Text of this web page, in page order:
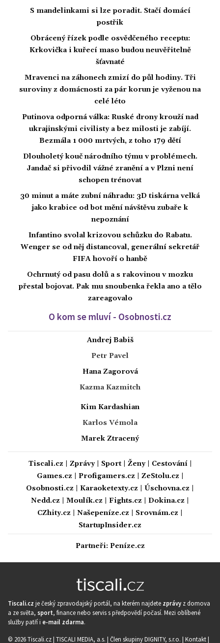
S mandelinkami si lze poradit. Stačí domácí
postřik
Obrácený řízek podle osvědčeného receptu:
Krkovička i kuřecí maso budou neuvěřitelně
šťavnaté
Mravenci na záhonech zmizí do půl hodiny. Tři
suroviny z domácnosti za pár korun je vyženou na
celé léto
Putinova odporná válka: Ruské drony krouží nad
ukrajinskými civilisty a bez milosti je zabíjí.
Bezmála 1 000 mrtvých, z toho 179 dětí
Dlouholetý kouč národního týmu v problémech.
Jandač si přivodil vážné zranění a v Plzni není
schopen trénovat
30 minut a máte zubní náhradu: 3D tiskárna velká
jako krabice od bot mění návštěvu zubaře k
nepoznání
Infantino svolal krizovou schůzku do Rabatu.
Wenger se od něj distancoval, generální sekretář
FIFA hovoří o hanbě
Ochrnutý od pasu dolů a s rakovinou v mozku
přestal bojovat. Pak mu snoubenka řekla ano a tělo
zareagovalo
O kom se mluví - Osobnosti.cz
Andrej Babiš
Petr Pavel
Hana Zagorová
Kazma Kazmitch
Kim Kardashian
Karlos Vémola
Marek Ztracený
Tiscali.cz Zprávy| Sport| Ženy| Cestování|
Games.cz
Profigamers.cz ZeStolu.cz
Osobnosti.cz
Karaoketexty.cz Úschovna.cz
Nedd.cz
Moulík.cz Fights.cz Dokina.cz
CZhity.cz
Našepeníze.cz Srovnám.cz
StartupInsider.cz
Partneři: Peníze.cz
Tiscali.cz je český zpravodajský portál, na kterém najdete zprávy z domova
a ze světa, sport, finance nebo servis s předpovědí počasí. Mezi oblíbené
služby patří i e-mail zdarma.
© 2026 Tiscali.cz | TISCALI MEDIA, a.s. | Člen skupiny DIGNITY, s.r.o. | Kontakt|